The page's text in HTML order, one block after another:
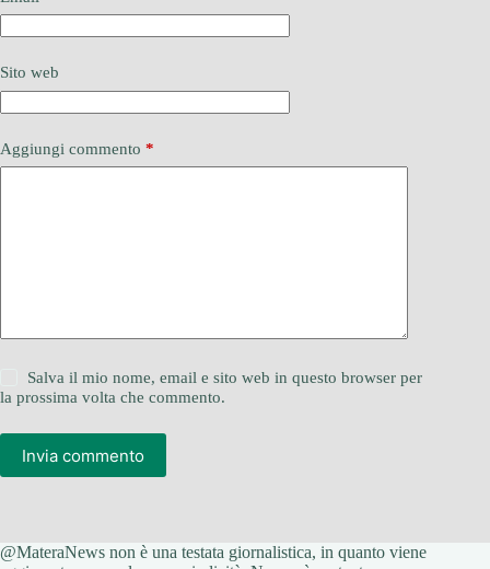
Sito web
Aggiungi commento *
Salva il mio nome, email e sito web in questo browser per
la prossima volta che commento.
Invia commento
@MateraNews non è una testata giornalistica, in quanto viene